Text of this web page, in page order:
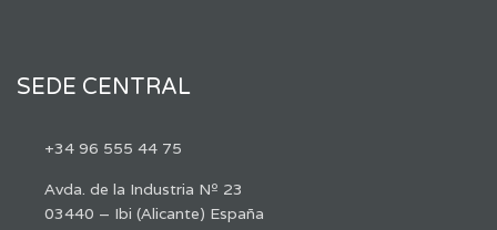
SEDE CENTRAL
+34 96 555 44 75
Avda. de la Industria Nº 23
03440 – Ibi (Alicante) España